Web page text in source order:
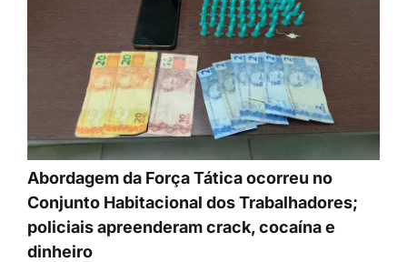
Abordagem da Força Tática ocorreu no
Conjunto Habitacional dos Trabalhadores;
policiais apreenderam crack, cocaína e
dinheiro